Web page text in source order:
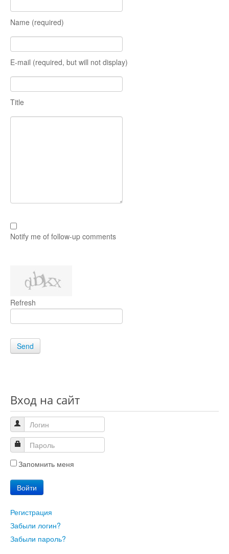
Name (required)
E-mail (required, but will not display)
Title
Notify me of follow-up comments
Refresh
Send
Вход на сайт
Запомнить меня
Войти
Регистрация
Забыли логин?
Забыли пароль?